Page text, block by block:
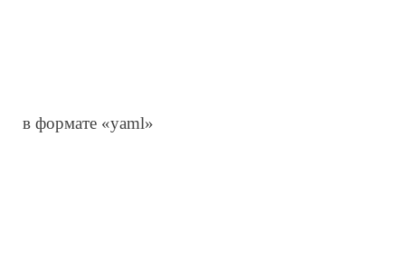
в формате «yaml»